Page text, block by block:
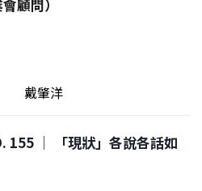
顧問）
戴肇洋
155 │ 「現狀」各說各話如